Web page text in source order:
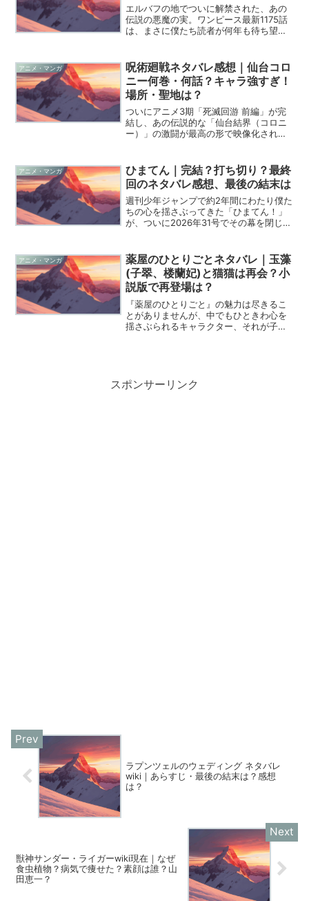
エルバフの地でついに解禁された、あの
伝説の悪魔の実。ワンピース最新1175話
は、まさに僕たち読者が何年も待ち望ん
ね。物語は急加速し、謎に包まれていた
ロキの正体と、世界政...
アニメ・マンガ
呪術廻戦ネタバレ感想｜仙台コロ
ニー何巻・何話？キャラ強すぎ！
場所・聖地は？
ついにアニメ3期「死滅回游 前編」が完
結し、あの伝説的な「仙台結界（コロニ
ー）」の激闘が最高の形で映像化されま
ころを知らず、まさにファンにとっての
「デザート」のよ...
アニメ・マンガ
ひまてん｜完結？打ち切り？最終
回のネタバレ感想、最後の結末は
週刊少年ジャンプで約2年間にわたり僕た
ちの心を揺さぶってきた「ひまてん！」
が、ついに2026年31号でその幕を閉じま
結末をどう受け止めるべきか、語りたい
ことが山ほどあり...
アニメ・マンガ
薬屋のひとりごとネタバレ｜玉藻
(子翠、楼蘭妃)と猫猫は再会？小
説版で再登場は？
『薬屋のひとりごと』の魅力は尽きるこ
とがありませんが、中でもひときわ心を
揺さぶられるキャラクター、それが子翠
スポンサーリンク
ラプンツェルのウェディング ネタバレ
wiki｜あらすじ・最後の結末は？感想
は？
獣神サンダー・ライガーwiki現在｜なぜ
食虫植物？病気で痩せた？素顔は誰？山
田恵一？